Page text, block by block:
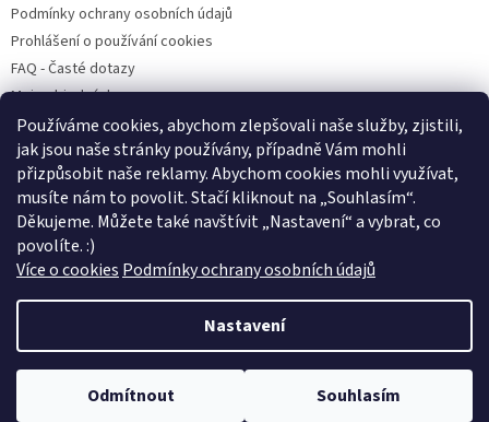
Používáme cookies, abychom zlepšovali naše služby, zjistili,
jak jsou naše stránky používány, případně Vám mohli
přizpůsobit naše reklamy. Abychom cookies mohli využívat,
musíte nám to povolit. Stačí kliknout na „Souhlasím“.
Děkujeme. Můžete také navštívit „Nastavení“ a vybrat, co
povolíte. :)
Více o cookies Podmínky ochrany osobních údajů
Nastavení
Odmítnout Souhlasím
Výdejnu objednávek s osobním odběrem najdete na adrese V Horkách
Podmínky ochrany osobních údajů
Prohlášení o používání cookies
FAQ - Časté dotazy
Moje objednávka
Pet Heroes Handipet Rescue Pet Heroes Lanškroun Psí Přání
Štěně v nouzi
Copyright 2026Pet Heroes Shop. Všechna práva vyhrazena.
Upravit nastavení cookies